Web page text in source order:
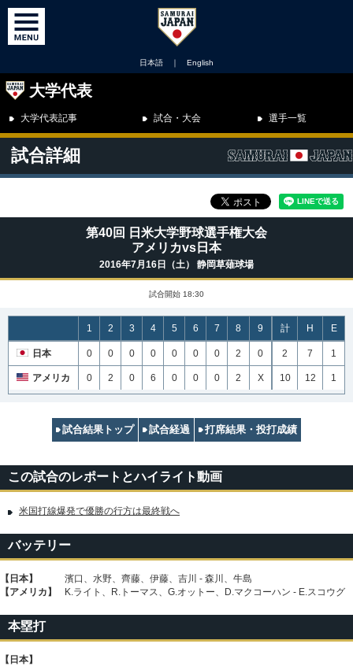
日本語 ｜ English
大学代表
大学代表記事 試合・大会 選手一覧
試合詳細
第40回 日米大学野球選手権大会
アメリカvs日本
2016年7月16日（土） 静岡草薙球場
試合開始 18:30
1 2 3 4 5 6 7 8 9 計 H E
日本 0 0 0 0 0 0 0 2 0 2 7 1
アメリカ 0 2 0 6 0 0 0 2 X 10 12 1
試合結果トップ 試合経過 打席結果・投打成績
この試合のレポートとハイライト動画
米国打線爆発で優勝の行方は最終戦へ
バッテリー
【日本】
濱口、水野、齊藤、伊藤、吉川 - 森川、牛島
【アメリカ】
K.ライト、R.トーマス、G.オットー、D.マクコーハン - E.スコウグ
本塁打
【日本】